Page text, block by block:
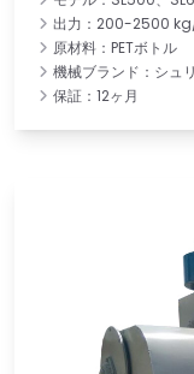
出力：200-2500
原材料：PETボトル
機械ブランド：シュ
保証：12ヶ月